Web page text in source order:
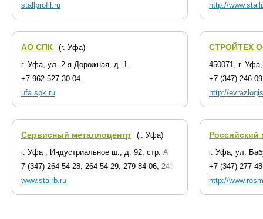
stallprofil.ru
http://
АО СПК
(г. Уфа)
г. Уфа, ул. 2-я Дорожная, д. 1
+7 962 527 30 04
ufa.spk.ru
СТРОЙТЕХ
450071, г.
+7 (347) 246-
http://
Сервисный металлоцентр
(г. Уфа)
г. Уфа , Индустриальное ш., д. 92, стр. А
7 (347) 264-54-28, 264-54-29, 279-84-06, 243-34-76
www.stalrb.ru
Российский
г. Уфа, ул.
+7 (347) 277-
http://